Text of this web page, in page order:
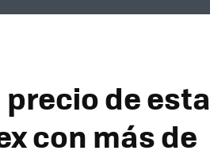
de esta
con más de